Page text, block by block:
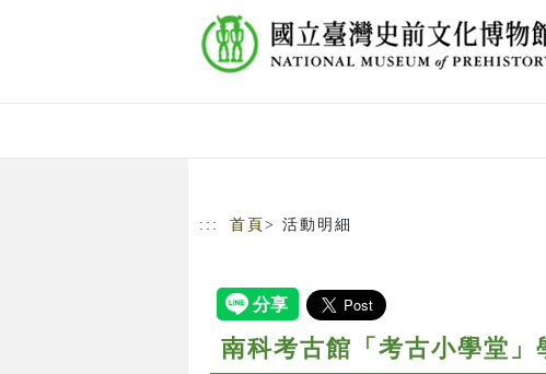
::: 首頁 > 活動明細
南科考古館「考古小學堂